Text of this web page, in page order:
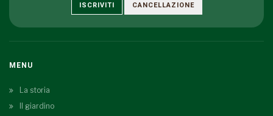
ISCRIVITI CANCELLAZIONE
MENU
La storia
Il giardino